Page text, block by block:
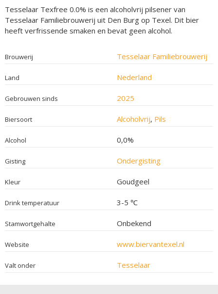
Tesselaar Texfree 0.0% is een alcoholvrij pilsener van
Tesselaar Familiebrouwerij uit Den Burg op Texel. Dit bier
heeft verfrissende smaken en bevat geen alcohol.
Brouwerij Tesselaar Familiebrouwerij
Land Nederland
Gebrouwen sinds 2025
Biersoort Alcoholvrij, Pils
Alcohol 0,0%
Gisting Ondergisting
Kleur Goudgeel
Drink temperatuur 3-5 ℃
Stamwortgehalte Onbekend
Website www.biervantexel.nl
Valt onder Tesselaar